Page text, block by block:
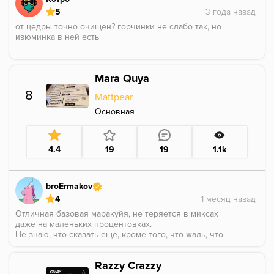
5
от цедры точно очищен? горчинки не слабо так, но
изюминка в ней есть
8
Mara Quya
Mattpear
Основная
4.4 19 19 1.1k
broErmakov
4
Отличная базовая маракуйя, не теряется в миксах
даже на маленьких процентовках.
Не знаю, что сказать еще, кроме того, что жаль, что
Razzy Crazzy